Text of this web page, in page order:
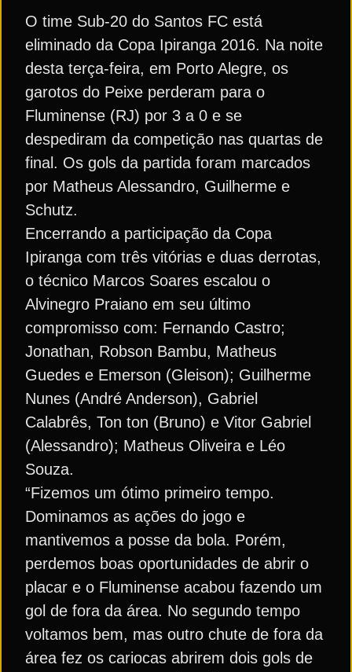
O time Sub-20 do Santos FC está
eliminado da Copa Ipiranga 2016. Na noite
desta terça-feira, em Porto Alegre, os
garotos do Peixe perderam para o
Fluminense (RJ) por 3 a 0 e se
despediram da competição nas quartas de
final. Os gols da partida foram marcados
por Matheus Alessandro, Guilherme e
Schutz.
Encerrando a participação da Copa
Ipiranga com três vitórias e duas derrotas,
o técnico Marcos Soares escalou o
Alvinegro Praiano em seu último
compromisso com: Fernando Castro;
Jonathan, Robson Bambu, Matheus
Guedes e Emerson (Gleison); Guilherme
Nunes (André Anderson), Gabriel
Calabrês, Ton ton (Bruno) e Vitor Gabriel
(Alessandro); Matheus Oliveira e Léo
Souza.
“Fizemos um ótimo primeiro tempo.
Dominamos as ações do jogo e
mantivemos a posse da bola. Porém,
perdemos boas oportunidades de abrir o
placar e o Fluminense acabou fazendo um
gol de fora da área. No segundo tempo
voltamos bem, mas outro chute de fora da
área fez os cariocas abrirem dois gols de